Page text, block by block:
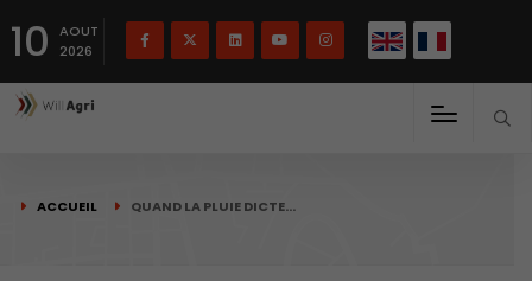
10
AOUT
2026
ACCUEIL QUAND LA PLUIE DICTE…
Français English(English)